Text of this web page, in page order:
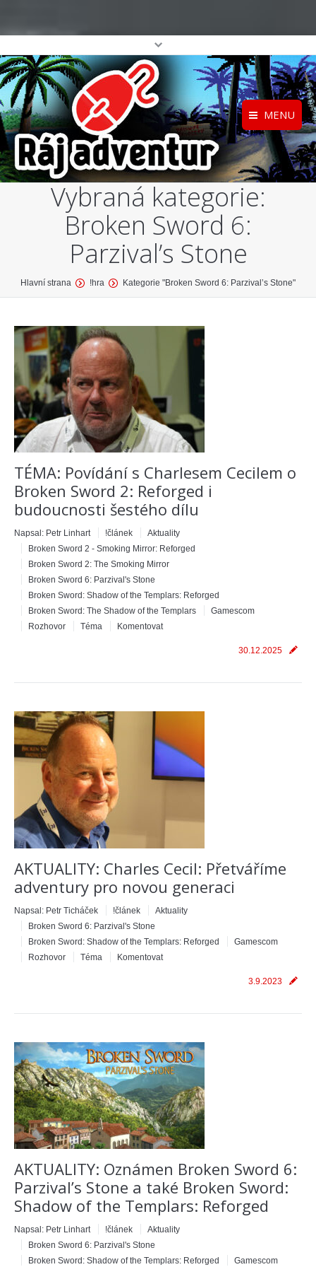
MENU
Registrace
Přihlášení
Profil
Home
O projektu
Katalog her
Vybraná kategorie:
Broken Sword 6:
Parzival’s Stone
You are here:
Hlavní strana !hra Kategorie "Broken Sword 6: Parzival’s Stone"
TÉMA: Povídání s Charlesem Cecilem o
Broken Sword 2: Reforged i
budoucnosti šestého dílu
Napsal: Petr Linhart !článek
Aktuality
Broken Sword 2 - Smoking Mirror: Reforged
Broken Sword 2: The Smoking Mirror
Broken Sword 6: Parzival's Stone
Broken Sword: Shadow of the Templars: Reforged
Broken Sword: The Shadow of the Templars
Gamescom
Rozhovor
Téma Komentovat
30.12.2025
AKTUALITY: Charles Cecil: Přetváříme
adventury pro novou generaci
Napsal: Petr Ticháček !článek
Aktuality
Broken Sword 6: Parzival's Stone
Broken Sword: Shadow of the Templars: Reforged
Gamescom
Rozhovor
Téma Komentovat
3.9.2023
AKTUALITY: Oznámen Broken Sword 6:
Parzival’s Stone a také Broken Sword:
Shadow of the Templars: Reforged
Napsal: Petr Linhart !článek
Aktuality
Broken Sword 6: Parzival's Stone
Broken Sword: Shadow of the Templars: Reforged
Gamescom